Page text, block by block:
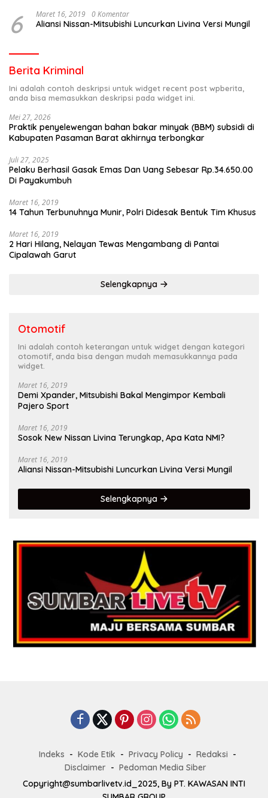
6 Maret 16, 2019 0 Komentar
Aliansi Nissan-Mitsubishi Luncurkan Livina Versi Mungil
Berita Kriminal
Ini adalah contoh deskripsi untuk widget recent post wpberita,
anda bisa memasukkan deskripsi pada widget ini.
Mei 27, 2026
Praktik penyelewengan bahan bakar minyak (BBM) subsidi di
Kabupaten Pasaman Barat akhirnya terbongkar
Juli 27, 2025
Pelaku Berhasil Gasak Emas Dan Uang Sebesar Rp.34.650.00
Di Payakumbuh
Maret 16, 2019
14 Tahun Terbunuhnya Munir, Polri Didesak Bentuk Tim Khusus
Maret 16, 2019
2 Hari Hilang, Nelayan Tewas Mengambang di Pantai
Cipalawah Garut
Selengkapnya
Otomotif
Ini adalah contoh keterangan untuk widget dengan kategori
otomotif, anda bisa dengan mudah memasukkannya pada
widget.
Maret 16, 2019
Demi Xpander, Mitsubishi Bakal Mengimpor Kembali
Pajero Sport
Maret 16, 2019
Sosok New Nissan Livina Terungkap, Apa Kata NMI?
Maret 16, 2019
Aliansi Nissan-Mitsubishi Luncurkan Livina Versi Mungil
Selengkapnya
Indeks Kode Etik Privacy Policy
Redaksi
Disclaimer
Pedoman Media Siber
Copyright@sumbarlivetv.id_2025, By PT. KAWASAN INTI